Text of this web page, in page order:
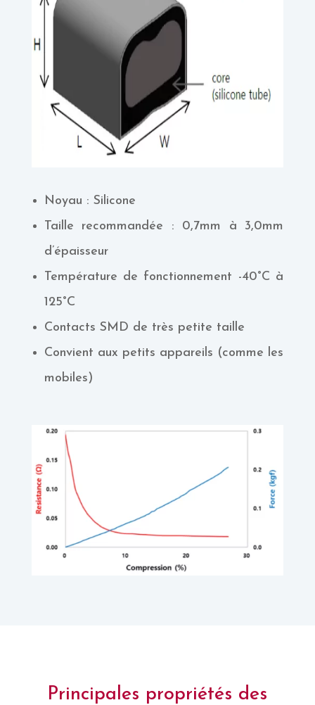
Noyau : Silicone
Taille recommandée : 0,7mm à 3,0mm
d’épaisseur
Température de fonctionnement -40°C à
125°C
Contacts SMD de très petite taille
Convient aux petits appareils (comme les
mobiles)
Principales propriétés des